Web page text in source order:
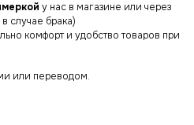
у нас в магазине или через
в случае брака)
комфорт и удобство товаров при
или переводом.